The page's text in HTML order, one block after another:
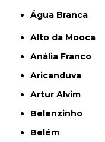
Água Branca
Alto da Mooca
Anália Franco
Aricanduva
Artur Alvim
Belenzinho
Belém